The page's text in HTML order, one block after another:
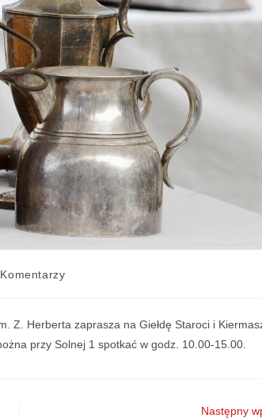
Z. Herberta zaprasza na Giełdę Staroci i
przy Solnej 1 spotkać w godz. 10.00-15.00.
Następny